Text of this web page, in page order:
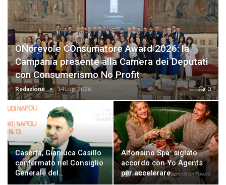
ONorevole COnsumatore Award 2026: la
Campania presente alla Camera dei Deputati
con Consumerismo No Profit
Redazione 14 Lug, 2026 0
Caserta, Gianluca Casillo
confermato nel Consiglio
Generale del…
Alfonsino Spa: siglato
accordo con Yo Agents
per accelerare…